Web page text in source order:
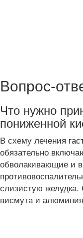
Вопрос-
Что нужно
пониженной
В схему лечения
обязательно
обволакивающие и
слизистую
висмута и